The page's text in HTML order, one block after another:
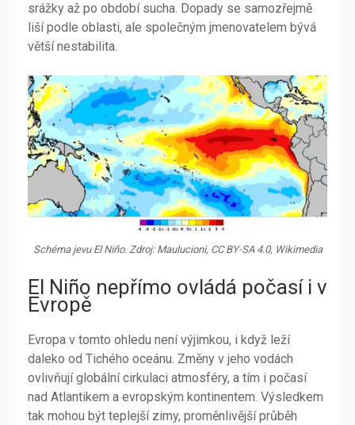
srážky až po období sucha. Dopady se samozřejmě
liší podle oblasti, ale společným jmenovatelem bývá
větší nestabilita.
Schéma jevu El Niño. Zdroj: Maulucioni, CC BY-SA 4.0, Wikimedia
El Niño nepřímo ovládá počasí i v
Evropě
Evropa v tomto ohledu není výjimkou, i když leží
daleko od Tichého oceánu. Změny v jeho vodách
ovlivňují globální cirkulaci atmosféry, a tím i počasí
nad Atlantikem a evropským kontinentem. Výsledkem
tak mohou být teplejší zimy, proměnlivější průběh